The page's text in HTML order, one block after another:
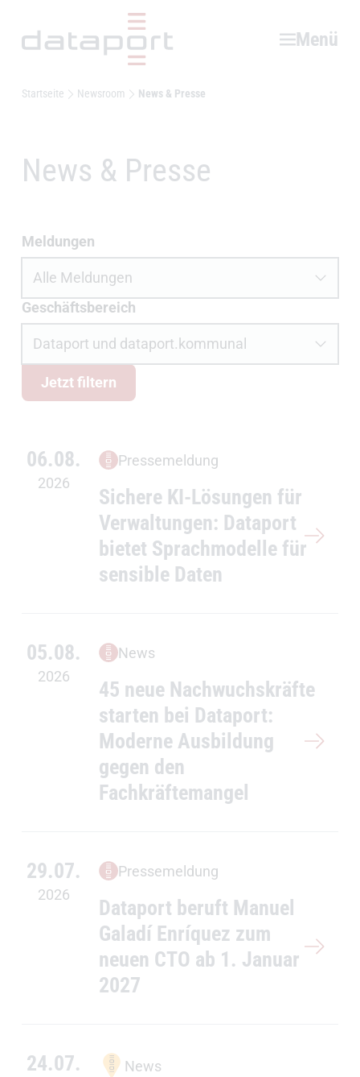
Menü
Startseite Newsroom News & Presse
News & Presse
News und Presse filtern
Meldungen
Geschäftsbereich
Alle Meldungen Link wird angezeigt.
Jetzt filtern
Sichere KI-Lösungen für
Verwaltungen: Dataport
bietet Sprachmodelle für
sensible Daten
Pressemeldung
06.08.
2026
45 neue Nachwuchskräfte
starten bei Dataport:
Moderne Ausbildung
gegen den
Fachkräftemangel
News
05.08.
2026
Dataport beruft Manuel
Galadí Enríquez zum
neuen CTO ab 1. Januar
2027
Pressemeldung
29.07.
2026
News
24.07.